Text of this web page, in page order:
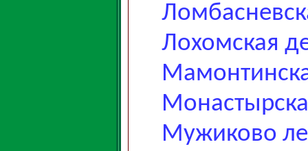
Лохомская
Мужиково